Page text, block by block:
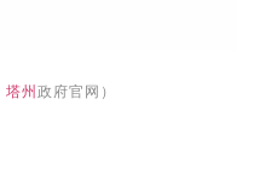
塔州 政府官网）